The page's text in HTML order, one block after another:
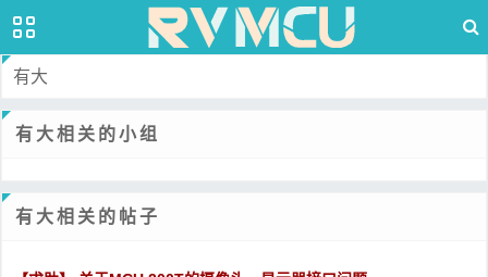
有大
有大相关的小组
有大相关的帖子